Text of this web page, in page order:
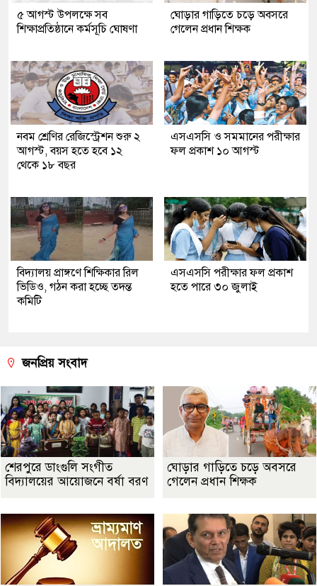
৫ আগস্ট উপলক্ষে সব
শিক্ষাপ্রতিষ্ঠানে কর্মসূচি ঘোষণা
ঘোড়ার গাড়িতে চড়ে অবসরে
গেলেন প্রধান শিক্ষক
নবম শ্রেণির রেজিস্ট্রেশন শুরু ২
আগস্ট, বয়স হতে হবে ১২
থেকে ১৮ বছর
এসএসসি ও সমমানের পরীক্ষার
ফল প্রকাশ ১০ আগস্ট
বিদ্যালয় প্রাঙ্গণে শিক্ষিকার রিল
ভিডিও, গঠন করা হচ্ছে তদন্ত
কমিটি
এসএসসি পরীক্ষার ফল প্রকাশ
হতে পারে ৩০ জুলাই
জনপ্রিয় সংবাদ
শেরপুরে ডাংগুলি সংগীত
বিদ্যালয়ের আয়োজনে বর্ষা বরণ
ঘোড়ার গাড়িতে চড়ে অবসরে
গেলেন প্রধান শিক্ষক